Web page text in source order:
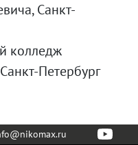
Санкт-
колледж
Петербург